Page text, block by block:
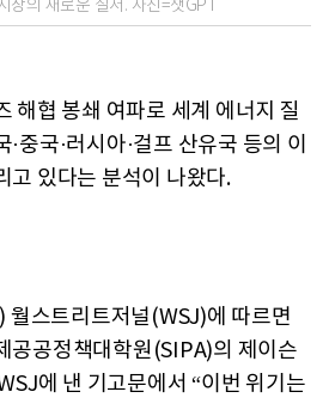
장의 새로운 질서. 사진=챗GPT
해협 봉쇄 여파로 세계 에너지 질
중국·러시아·걸프 산유국 등의 이
고 있다는 분석이 나왔다.
월스트리트저널(WSJ)에 따르면
공공정책대학원(SIPA)의 제이슨
에 낸 기고문에서 “이번 위기는